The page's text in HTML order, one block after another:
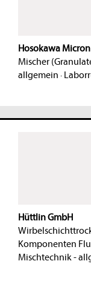
Hosokawa Micron
Mischer
allgemein ·
Hüttlin GmbH
Komponenten
Mischtechnik -